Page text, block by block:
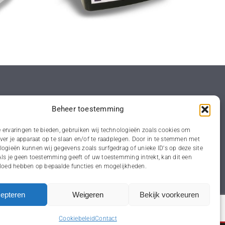
Beheer toestemming
ervaringen te bieden, gebruiken wij technologieën zoals cookies om
je apparaat op te slaan en/of te raadplegen. Door in te stemmen met
kunnen wij gegevens zoals surfgedrag of unieke ID's op deze site
je geen toestemming geeft of uw toestemming intrekt, kan dit een
hebben op bepaalde functies en mogelijkheden.
Weigeren Bekijk voorkeuren
CookiebeleidContact
Primers
Voorstrijk
Waterproofing